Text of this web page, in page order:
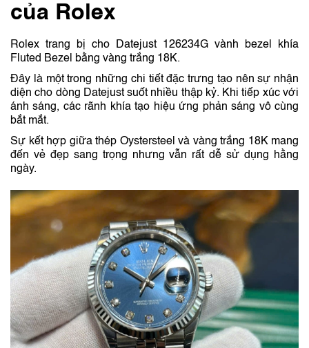
của Rolex
Rolex trang bị cho Datejust 126234G vành bezel khía
Fluted Bezel bằng vàng trắng 18K.
Đây là một trong những chi tiết đặc trưng tạo nên sự nhận
diện cho dòng Datejust suốt nhiều thập kỷ. Khi tiếp xúc với
ánh sáng, các rãnh khía tạo hiệu ứng phản sáng vô cùng
bắt mắt.
Sự kết hợp giữa thép Oystersteel và vàng trắng 18K mang
đến vẻ đẹp sang trọng nhưng vẫn rất dễ sử dụng hằng
ngày.